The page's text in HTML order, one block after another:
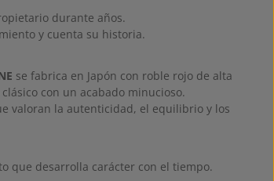
durante años.
y cuenta su historia.
se fabrica en Japón con roble rojo de alta
con un acabado minucioso.
valoran la autenticidad, el equilibrio y los
que desarrolla carácter con el tiempo.